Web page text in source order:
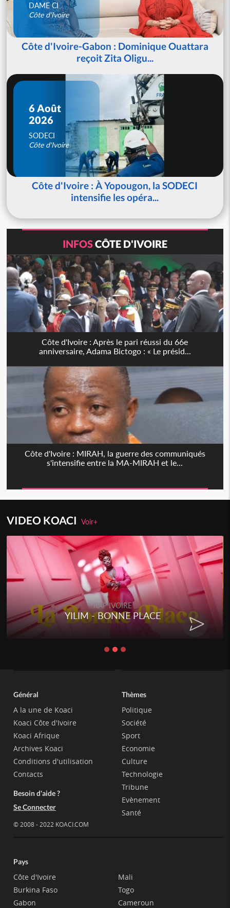
DAME CI
Côte d'Ivoire
Côte d'Ivoire-Gabon : Dominique Ouattara
reçoit Zita Oligu...
6 Août
2026
SODECI
Côte d'Ivoire
Côte d'Ivoire : À Yopougon, la SODECI
intensifie les opéra...
INFOSCÔTE D'IVOIRE
Côte d'Ivoire : Après le pari réussi du 66e
anniversaire, Adama Bictogo : « Le présid...
Côte d'Ivoire : MIRAH, la guerre des communiqués
s'intensifie entre la MA-MIRAH et le...
VIDEO KOACIVoir+
RAP IVOIRE
YILIM - BONNE PLACE
Général
A la une de Koaci
Koaci Côte d'Ivoire
Koaci Afrique
Archives Koaci
Conditions d'utilisation
Contacts
Besoin d'aide ?
Se Connecter
© 2008 - 2022 KOACI.COM
Thèmes
Politique
Société
Sport
Economie
Culture
Technologie
Tribune
Evènement
Santé
Pays
Côte d'Ivoire
Burkina Faso
Gabon
Mali
Togo
Cameroun